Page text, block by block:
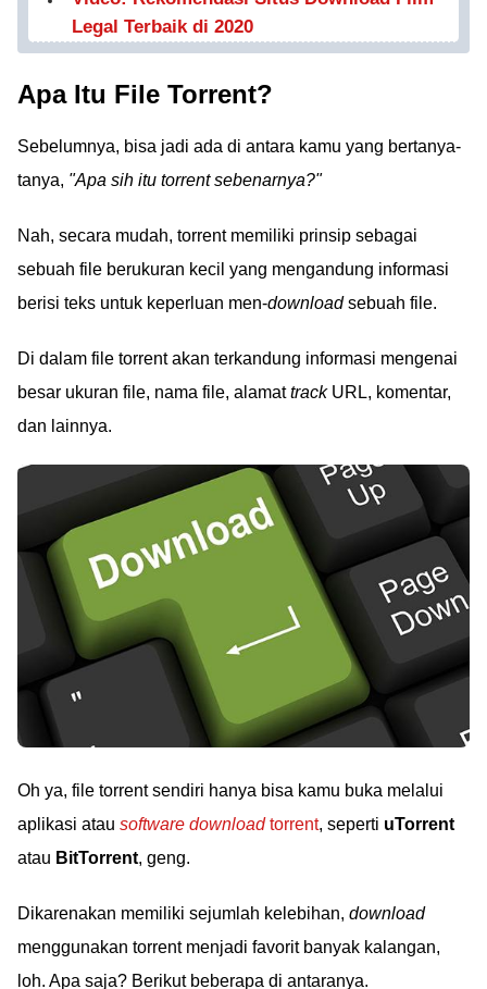
Legal Terbaik di 2020
Apa Itu File Torrent?
Sebelumnya, bisa jadi ada di antara kamu yang bertanya-
tanya, "Apa sih itu torrent sebenarnya?"
Nah, secara mudah, torrent memiliki prinsip sebagai
sebuah file berukuran kecil yang mengandung informasi
berisi teks untuk keperluan men-downloadsebuah file.
Di dalam file torrent akan terkandung informasi mengenai
besar ukuran file, nama file, alamattrackURL, komentar,
dan lainnya.
Oh ya, file torrent sendiri hanya bisa kamu buka melalui
aplikasi atau software downloadtorrent, seperti uTorrent
atau BitTorrent, geng.
Dikarenakan memiliki sejumlah kelebihan, download
menggunakan torrent menjadi favorit banyak kalangan,
loh. Apa saja? Berikut beberapa di antaranya.